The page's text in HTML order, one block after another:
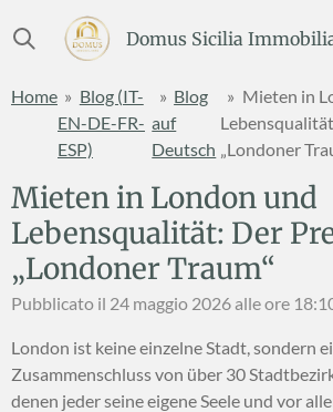
al
principale
Domus Sicilia
Home » Blog (IT-
EN-DE-FR-
ESP)
» Blog
auf
Deutsch
» Mieten in
„Londoner
Mieten in London und
Lebensqualität: Der
„Londoner Traum“
Pubblicato il 24 maggio 2026 alle ore
London ist keine einzelne Stadt, sondern
Zusammenschluss von über 30
denen jeder seine eigene Seele und vor